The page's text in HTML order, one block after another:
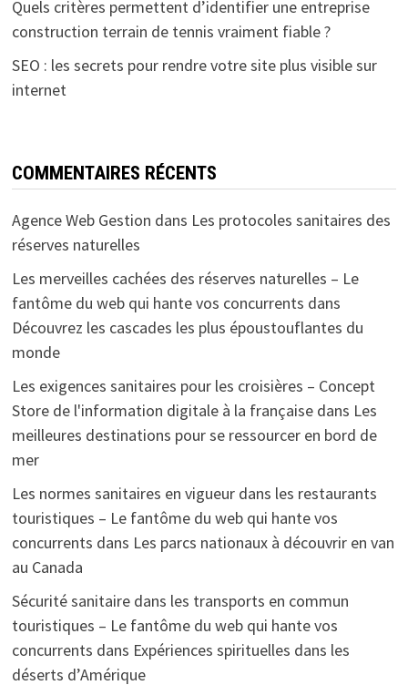
Quels critères permettent d’identifier une entreprise
construction terrain de tennis vraiment fiable ?
SEO : les secrets pour rendre votre site plus visible sur
internet
COMMENTAIRES RÉCENTS
Agence Web Gestion dans Les protocoles sanitaires des
réserves naturelles
Les merveilles cachées des réserves naturelles – Le
fantôme du web qui hante vos concurrents dans
Découvrez les cascades les plus époustouflantes du
monde
Les exigences sanitaires pour les croisières – Concept
Store de l'information digitale à la françaisedans Les
meilleures destinations pour se ressourcer en bord de
mer
Les normes sanitaires en vigueur dans les restaurants
touristiques – Le fantôme du web qui hante vos
concurrents dans Les parcs nationaux à découvrir en van
au Canada
Sécurité sanitaire dans les transports en commun
touristiques – Le fantôme du web qui hante vos
concurrents dans Expériences spirituelles dans les
déserts d’Amérique